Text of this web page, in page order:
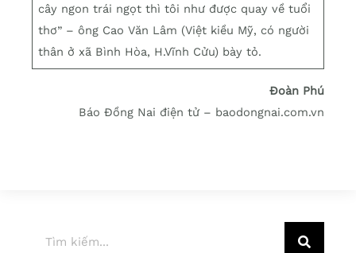
cây ngon trái ngọt thì tôi như được quay về tuổi
thơ” – ông Cao Văn Lâm (Việt kiều Mỹ, có người
thân ở xã Bình Hòa, H.Vĩnh Cửu) bày tỏ.
Đoàn Phú
Báo Đồng Nai điện tử – baodongnai.com.vn